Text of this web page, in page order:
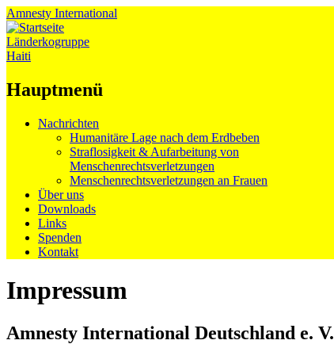
Amnesty International
Länderkogruppe
Haiti
Hauptmenü
Zum
Nachrichten
Humanitäre Lage nach dem Erdbeben
Straflosigkeit & Aufarbeitung von
Menschenrechtsverletzungen
Menschenrechtsverletzungen an Frauen
Über uns
Downloads
Links
Spenden
Kontakt
Impressum
Amnesty International Deutschland e. V.